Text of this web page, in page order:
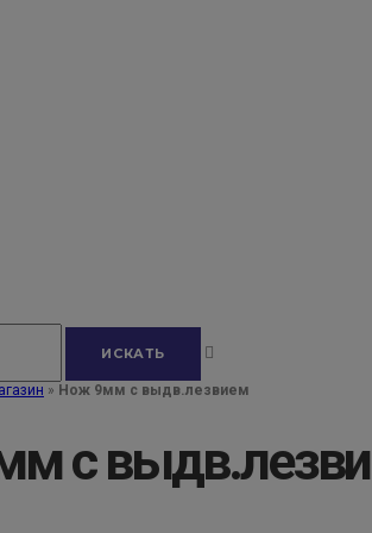
» Нож 9мм с выдв.лезвием
с